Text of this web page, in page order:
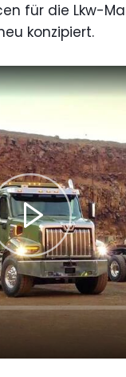
für die Lkw-
konzipiert.